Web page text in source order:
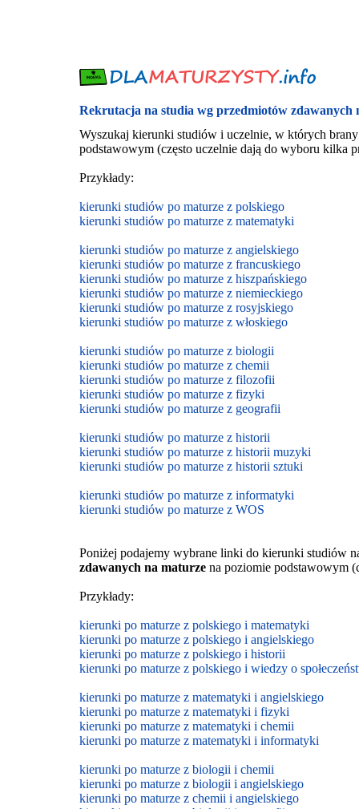
Rekrutacja na studia wg przedmiotów zdawanych
Wyszukaj kierunki studiów i uczelnie, w których
podstawowym (często uczelnie dają do wyboru kilka
Przykłady:
kierunki studiów po maturze z polskiego
kierunki studiów po maturze z matematyki
kierunki studiów po maturze z angielskiego
kierunki studiów po maturze z francuskiego
kierunki studiów po maturze z hiszpańskiego
kierunki studiów po maturze z niemieckiego
kierunki studiów po maturze z rosyjskiego
kierunki studiów po maturze z włoskiego
kierunki studiów po maturze z biologii
kierunki studiów po maturze z chemii
kierunki studiów po maturze z filozofii
kierunki studiów po maturze z fizyki
kierunki studiów po maturze z geografii
kierunki studiów po maturze z historii
kierunki studiów po maturze z historii muzyki
kierunki studiów po maturze z historii sztuki
kierunki studiów po maturze z informatyki
kierunki studiów po maturze z WOS
Poniżej podajemy wybrane linki do kierunki studiów
zdawanych na maturze na poziomie podstawowym
Przykłady:
kierunki po maturze z polskiego i matematyki
kierunki po maturze z polskiego i angielskiego
kierunki po maturze z polskiego i historii
kierunki po maturze z polskiego i wiedzy o
kierunki po maturze z matematyki i angielskiego
kierunki po maturze z matematyki i fizyki
kierunki po maturze z matematyki i chemii
kierunki po maturze z matematyki i informatyki
kierunki po maturze z biologii i chemii
kierunki po maturze z biologii i angielskiego
kierunki po maturze z chemii i angielskiego